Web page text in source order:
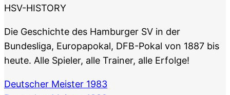
HSV-HISTORY
Die Geschichte des Hamburger SV in der
Bundesliga, Europapokal, DFB-Pokal von 1887 bis
heute. Alle Spieler, alle Trainer, alle Erfolge!
Deutscher Meister 1983